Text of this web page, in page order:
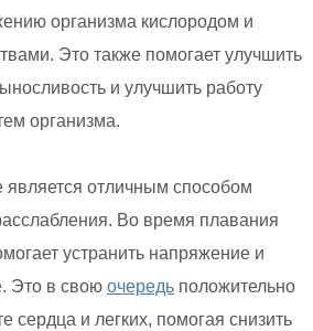
организма кислородом и
Это также помогает улучшить
и улучшить работу
организма.
является отличным способом
Во время плавания
устранить напряжение и
Это в свою очередь положительно
сердца и легких, помогая снизить